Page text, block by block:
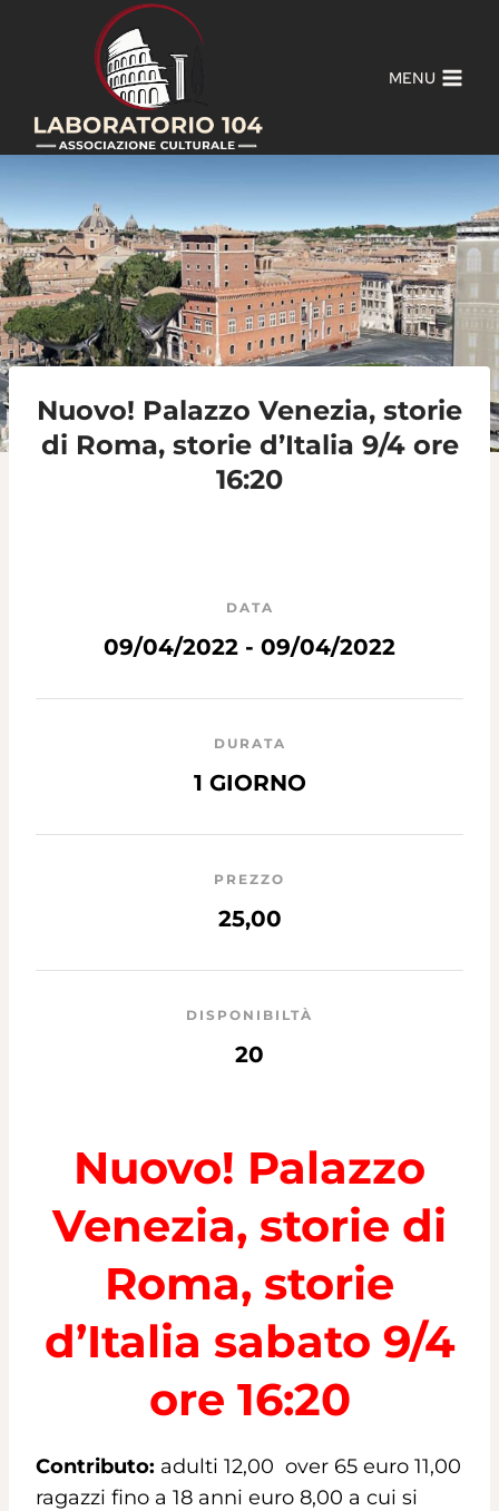
contenuto
MENU
Nuovo! Palazzo Venezia, storie
di Roma, storie d’Italia 9/4 ore
16:20
DATA
09/04/2022 - 09/04/2022
DURATA
1 GIORNO
PREZZO
25,00
DISPONIBILTÀ
20
Nuovo! Palazzo
Venezia, storie di
Roma, storie
d’Italia sabato 9/4
ore 16:20
Contributo: adulti 12,00 over 65 euro 11,00
ragazzi fino a 18 anni euro 8,00 a cui si